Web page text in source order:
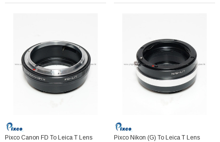
Pixco Canon FD To Leica T Lens
Pixco Nikon (G) To Leica T Lens